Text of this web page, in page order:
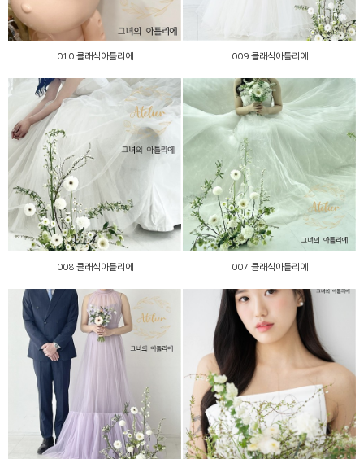
010 클래식아틀리에 009 클래식아틀리에
008 클래식아틀리에
008 클래식아틀리에
007 클래식아틀리에
007 클래식아틀리에
006 클래식아틀리에 004 클래식아틀리에